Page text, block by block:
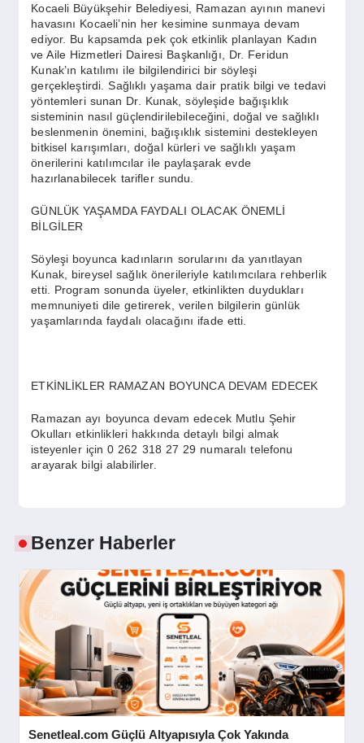
YAŞAM
Kocaeli Büyükşehir Belediyesi, Ramazan ayının manevi
havasını Kocaeli’nin her kesimine sunmaya devam
ediyor. Bu kapsamda pek çok etkinlik planlayan Kadın
ve Aile Hizmetleri Dairesi Başkanlığı, Dr. Feridun
Kunak’ın katılımı ile bilgilendirici bir söyleşi
gerçekleştirdi. Sağlıklı yaşama dair pratik bilgi ve tedavi
yöntemleri sunan Dr. Kunak, söyleşide bağışıklık
sisteminin nasıl güçlendirilebileceğini, doğal ve sağlıklı
beslenmenin önemini, bağışıklık sistemini destekleyen
bitkisel karışımları, doğal kürleri ve sağlıklı yaşam
önerilerini katılımcılar ile paylaşarak evde
hazırlanabilecek tarifler sundu.
GÜNLÜK YAŞAMDA FAYDALI OLACAK ÖNEMLİ
BİLGİLER
Söyleşi boyunca kadınların sorularını da yanıtlayan
Kunak, bireysel sağlık önerileriyle katılımcılara rehberlik
etti. Program sonunda üyeler, etkinlikten duydukları
memnuniyeti dile getirerek, verilen bilgilerin günlük
yaşamlarında faydalı olacağını ifade etti.
ETKİNLİKLER RAMAZAN BOYUNCA DEVAM EDECEK
Ramazan ayı boyunca devam edecek Mutlu Şehir
Okulları etkinlikleri hakkında detaylı bilgi almak
isteyenler için 0 262 318 27 29 numaralı telefonu
arayarak bilgi alabilirler.
Benzer Haberler
Senetleal.com Güçlü Altyapısıyla Çok Yakında